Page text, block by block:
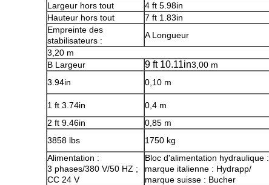
Largeur hors tout
4 ft 5.98in
Hauteur hors tout
7 ft 1.83in
Empreinte des
stabilisateurs :
A Longueur
3,20 m
B Largeur
9 ft 10.11in3,00 m
3.94in
0,10 m
1 ft 3.74in
0,4 m
2 ft 9.46in
0,85 m
3858 lbs
1750 kg
Alimentation :
3 phases/380 V/50 HZ ;
CC 24 V
Bloc d'alimentation hydraulique :
marque italienne : Hydrapp/
marque suisse : Bucher